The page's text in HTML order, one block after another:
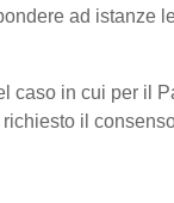
ad istanze
caso in cui per il
il